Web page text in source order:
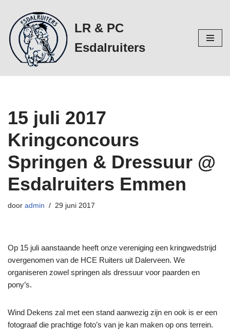
Ga
naar
de
inhoud
LR & PC
Esdalruiters
15 juli 2017
Kringconcours
Springen & Dressuur @
Esdalruiters Emmen
door admin 29 juni 2017
Op 15 juli aanstaande heeft onze vereniging een kringwedstrijd
overgenomen van de HCE Ruiters uit Dalerveen. We
organiseren zowel springen als dressuur voor paarden en
pony’s.
Wind Dekens zal met een stand aanwezig zijn en ook is er een
fotograaf die prachtige foto’s van je kan maken op ons terrein.